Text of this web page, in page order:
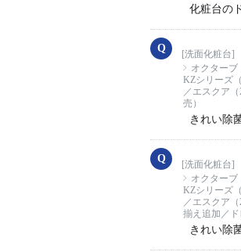
化粧台の
[洗面化粧台]
オクターブ
KZシリーズ
／エスクア
売）
きれい除
[洗面化粧台]
オクターブ
KZシリーズ
／エスクア
揃え追加／ド
きれい除